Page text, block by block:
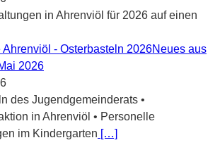
in Ahrenviöl für 2026 auf einen
Neues aus
2026
des Jugendgemeinderats •
in Ahrenviöl • Personelle
im Kindergarten […]